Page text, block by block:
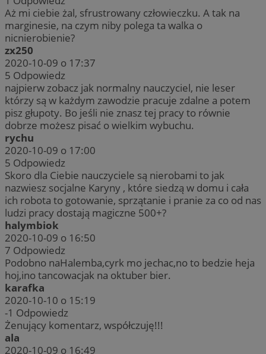
Aż mi ciebie żal, sfrustrowany człowieczku. A tak na
marginesie, na czym niby polega ta walka o
nicnierobienie?
zx250
2020-10-09 o 17:37
5 Odpowiedz
najpierw zobacz jak normalny nauczyciel, nie leser
którzy są w każdym zawodzie pracuje zdalne a potem
pisz głupoty. Bo jeśli nie znasz tej pracy to równie
dobrze możesz pisać o wielkim wybuchu.
rychu
2020-10-09 o 17:00
5 Odpowiedz
Skoro dla Ciebie nauczyciele są nierobami to jak
nazwiesz socjalne Karyny , które siedzą w domu i cała
ich robota to gotowanie, sprzątanie i pranie za co od nas
ludzi pracy dostają magiczne 500+?
halymbiok
2020-10-09 o 16:50
7 Odpowiedz
Podobno naHalemba,cyrk mo jechac,no to bedzie heja
hoj,ino tancowacjak na oktuber bier.
karafka
2020-10-10 o 15:19
-1 Odpowiedz
Żenujący komentarz, współczuję!!!
ala
2020-10-09 o 16:49